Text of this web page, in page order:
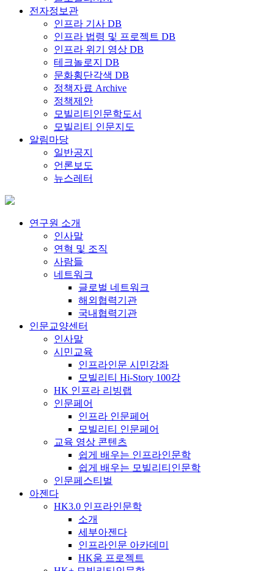
전자정보관
인프라 기사 DB
인프라 법령 및 프로젝트 DB
인프라 위기 영상 DB
테크놀로지 DB
문화횡단각색 DB
정책자료 Archive
정책제안
모빌리티인문학도서
모빌리티 인문지도
알림마당
일반공지
언론보도
뉴스레터
연구원 소개
인사말
연혁 및 조직
사람들
네트워크
글로벌 네트워크
해외협력기관
국내협력기관
인문교양센터
인사말
시민교육
인프라인문 시민강좌
모빌리티 Hi-Story 100강
HK 인프라 리빙랩
인문페어
인프라 인문페어
모빌리티 인문페어
교육 영상 콘텐츠
쉽게 배우는 인프라인문학
쉽게 배우는 모빌리티인문학
인문페스티벌
아젠다
HK3.0 인프라인문학
소개
세부아젠다
인프라인문 아카데미
HK움 프로젝트